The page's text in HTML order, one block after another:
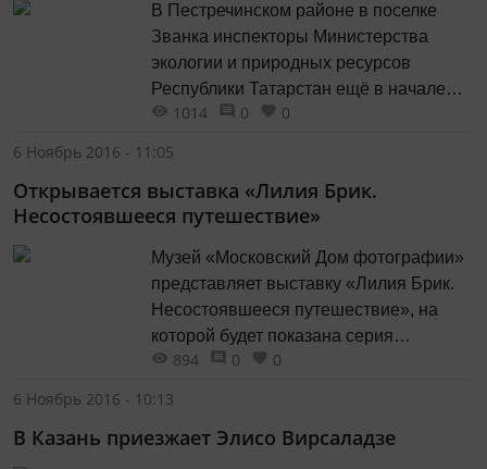
В Пестречинском районе в поселке
Званка инспекторы Министерства
экологии и природных ресурсов
Республики Татарстан ещё в начале
2016 года обнаружили незаконную
название - озеро Званка), которая
ограничивала общий доступ к воде.
Собственник участка, к которому
примыкает незаконная постройка,
приобрел дом в...
1014 0
0
6 Ноябрь 2016 - 11:05
Открывается выставка «Лилия Брик.
Несостоявшееся путешествие»
Музей «Московский Дом фотографии»
представляет выставку «Лилия Брик.
Несостоявшееся путешествие», на
которой будет показана серия
фотографий великого фотографа ХХ
Национальной художественной
894 0
0
6 Ноябрь 2016 - 10:13
В Казань приезжает Элисо Вирсаладзе